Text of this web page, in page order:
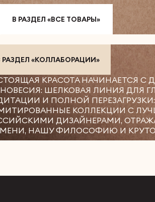
В РАЗДЕЛ «ВСЕ ТОВАРЫ»
РАЗДЕЛ «КОЛЛАБОРАЦИИ»
КРАСОТА НАЧИНАЕТСЯ С
ШЕЛКОВАЯ ЛИНИЯ ДЛЯ
И ПОЛНОЙ ПЕРЕЗАГРУЗКИ:
КОЛЛЕКЦИИ С
ДИЗАЙНЕРАМИ,
НАШУ ФИЛОСОФИЮ И КРУТОЙ